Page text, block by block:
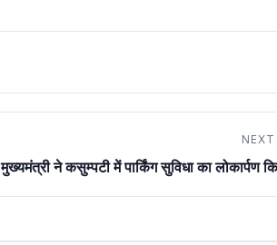
मुख्यमंत्री ने कसुम्पटी में पार्किंग सुविधा का लोकार्पण